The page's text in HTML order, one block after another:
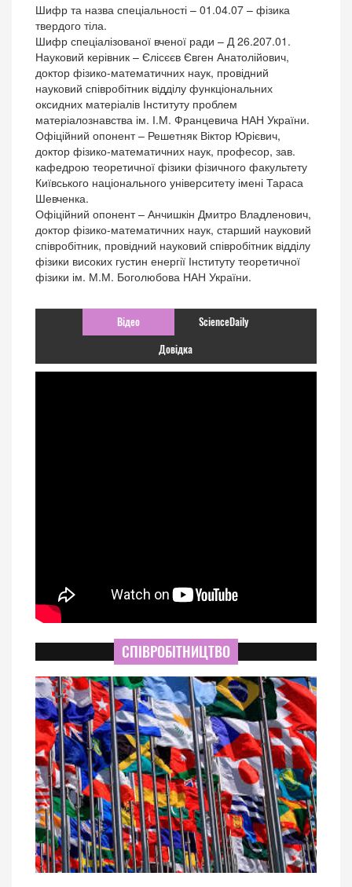
Шифр та назва спеціальності – 01.04.07 – фізика
твердого тіла.
Шифр спеціалізованої вченої ради – Д 26.207.01.
Науковий керівник – Єлісєєв Євген Анатолійович,
доктор фізико-математичних наук, провідний
науковий співробітник відділу функціональних
оксидних матеріалів Інституту проблем
матеріалознавства ім. І.М. Францевича НАН України.
Офіційний опонент – Решетняк Віктор Юрієвич,
доктор фізико-математичних наук, професор, зав.
кафедрою теоретичної фізики фізичного факультету
Київського національного університету імені Тараса
Шевченка.
Офіційний опонент – Анчишкін Дмитро Владленович,
доктор фізико-математичних наук, старший науковий
співробітник, провідний науковий співробітник відділу
фізики високих густин енергії Інституту теоретичної
фізики ім. М.М. Боголюбова НАН України.
Відео ScienceDaily
Довідка
СПІВРОБІТНИЦТВО